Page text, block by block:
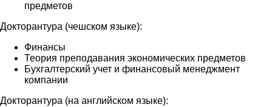
предметов
Докторантура (чешском языке):
Финансы
Теория преподавания экономических предметов
Бухгалтерский учет и финансовый менеджмент
компании
Докторантура (на английском языке):